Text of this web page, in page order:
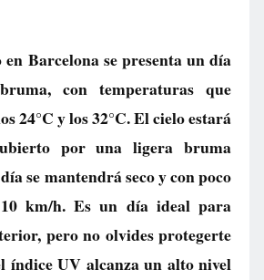
Barcelona se presenta un día
con temperaturas que
24°C y los 32°C. El cielo estará
por una ligera bruma
se mantendrá seco y con poco
km/h. Es un día ideal para
pero no olvides protegerte
índice UV alcanza un alto nivel